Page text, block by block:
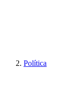
Política